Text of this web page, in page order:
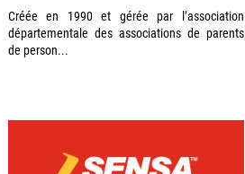
Créée en 1990 et gérée par l’association
départementale des associations de parents
de person...